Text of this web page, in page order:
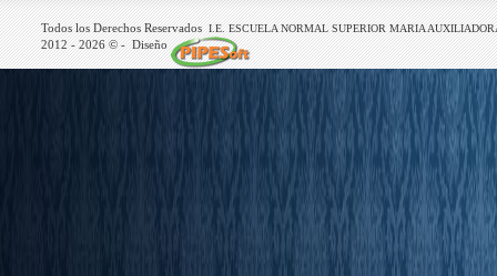
Todos los Derechos ReservadosI.E. ESCUELA NORMAL SUPERIOR MARIA
2012 -2026© - Diseño